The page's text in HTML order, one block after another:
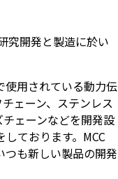
究開発と製造に於い
使用されている動力伝
ェーン、ステンレス
ェーンなどを開発設
ております。MCC
つも新しい製品の開発